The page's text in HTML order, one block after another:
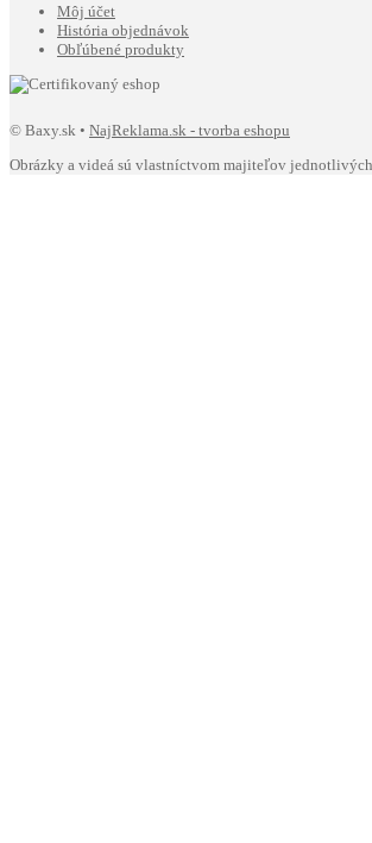
Môj účet
História objednávok
Obľúbené produkty
© Baxy.sk • NajReklama.sk - tvorba eshopu
Obrázky a videá sú vlastníctvom majiteľov